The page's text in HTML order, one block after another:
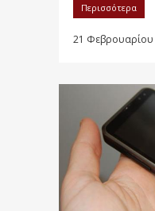
Περισσότερα
21 Φεβρουαρίου